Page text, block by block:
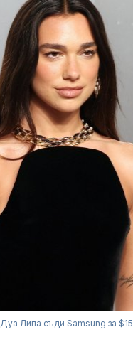
Дуа Липа съди Samsung за